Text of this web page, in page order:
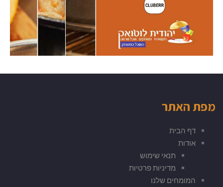
מפת האתר
דף הבית
אודות
תנאי שימוש
מדיניות פרטיות
המומחים שלנו